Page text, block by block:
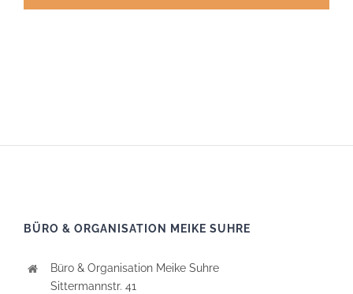
BÜRO & ORGANISATION MEIKE SUHRE
Büro & Organisation Meike Suhre
Sittermannstr. 41